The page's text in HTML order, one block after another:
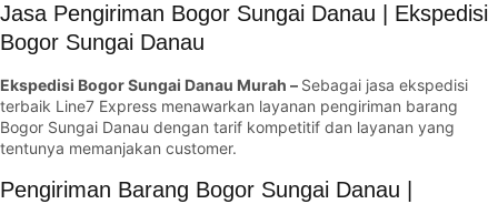
Jasa Pengiriman Bogor Sungai Danau | Ekspedisi
Bogor Sungai Danau
Ekspedisi Bogor Sungai Danau Murah – Sebagai jasa ekspedisi
terbaik Line7 Express menawarkan layanan pengiriman barang
Bogor Sungai Danau dengan tarif kompetitif dan layanan yang
tentunya memanjakan customer.
Pengiriman Barang Bogor Sungai Danau |